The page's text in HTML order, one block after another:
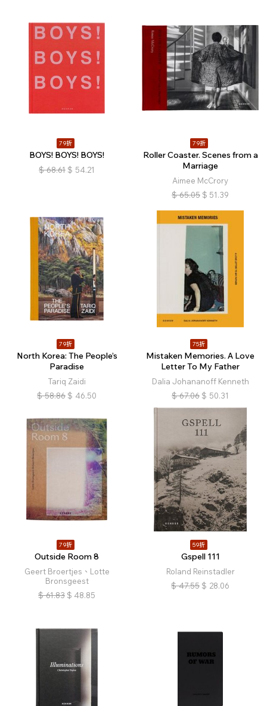
79折
BOYS! BOYS! BOYS!
$ 68.61 $ 54.21
79折
Roller Coaster. Scenes from a
Marriage
Aimee McCrory
$ 65.05 $ 51.39
79折
North Korea: The People’s
Paradise
Tariq Zaidi
$ 58.86 $ 46.50
75折
Mistaken Memories. A Love
Letter To My Father
Dalia Johananoff Kenneth
$ 67.06 $ 50.31
79折
Outside Room 8
Geert Broertjes、Lotte
Bronsgeest
$ 61.83 $ 48.85
59折
Gspell 111
Roland Reinstadler
$ 47.55 $ 28.06